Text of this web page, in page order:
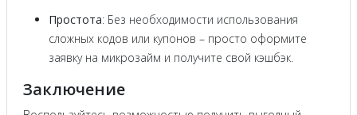
Простота: Без необходимости использования
сложных кодов или купонов – просто оформите
заявку на микрозайм и получите свой кэшбэк.
Заключение